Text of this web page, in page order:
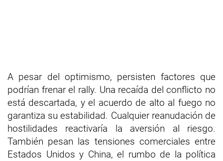
A pesar del optimismo, persisten factores que
podrían frenar el rally. Una recaída del conflicto no
está descartada, y el acuerdo de alto al fuego no
garantiza su estabilidad. Cualquier reanudación de
hostilidades reactivaría la aversión al riesgo.
También pesan las tensiones comerciales entre
Estados Unidos y China, el rumbo de la política